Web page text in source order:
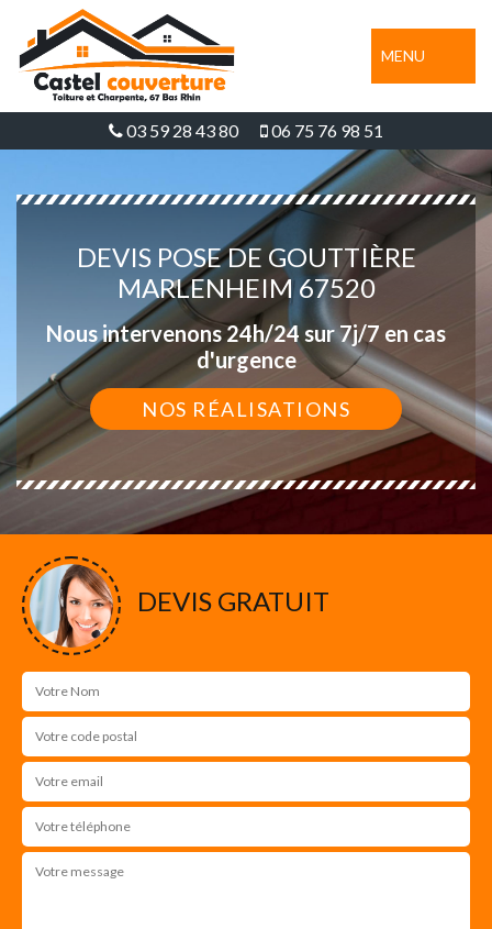
MENU
03 59 28 43 80 06 75 76 98 51
DEVIS POSE DE GOUTTIÈRE
MARLENHEIM 67520
Nous intervenons 24h/24 sur 7j/7 en cas
d'urgence
NOS RÉALISATIONS
DEVIS GRATUIT